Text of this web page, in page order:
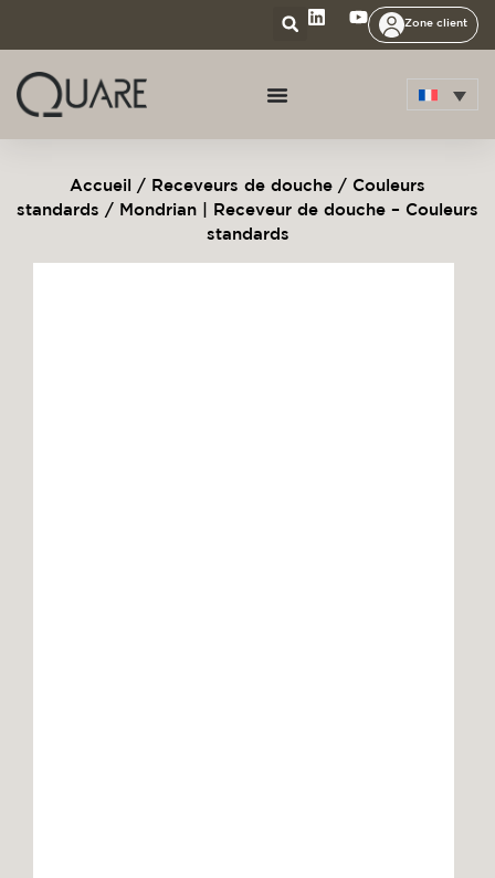
Zone client
Accueil / Receveurs de douche / Couleurs
standards / Mondrian | Receveur de douche – Couleurs
standards